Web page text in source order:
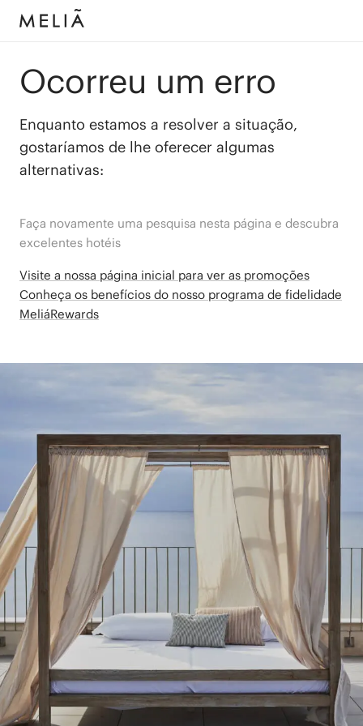
Ocorreu um erro
Enquanto estamos a resolver a situação,
gostaríamos de lhe oferecer algumas
alternativas:
Faça novamente uma pesquisa nesta página e descubra
excelentes hotéis
Visite a nossa página inicial para ver as promoções
Conheça os benefícios do nosso programa de fidelidade
MeliáRewards